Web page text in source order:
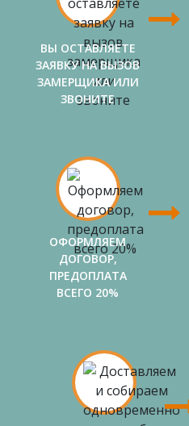
ВЫ ОСТАВЛЯЕТЕ
ЗАЯВКУ НА ВЫЗОВ
ЗАМЕРЩИКА ИЛИ
ЗВОНИТЕ
ОФОРМЛЯЕМ
ДОГОВОР,
ПРЕДОПЛАТА
ВСЕГО 20%